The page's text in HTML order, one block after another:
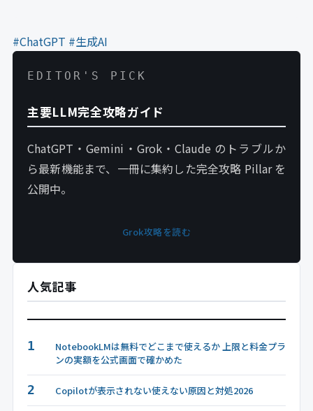
#ChatGPT #生成AI
EDITOR'S PICK
主要LLM完全攻略ガイド
ChatGPT・Gemini・Grok・Claude のトラブルか
ら最新機能まで、一冊に集約した完全攻略 Pillar を
公開中。
Grok攻略を読む
人気記事
1
NotebookLMは無料でどこまで使えるか 上限と料金プラ
ンの実額を公式画面で確かめた
2 Copilotが表示されない使えない原因と対処2026